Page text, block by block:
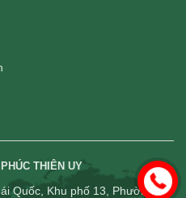
THIÊN UY
Quốc, Khu phố 13, Phường